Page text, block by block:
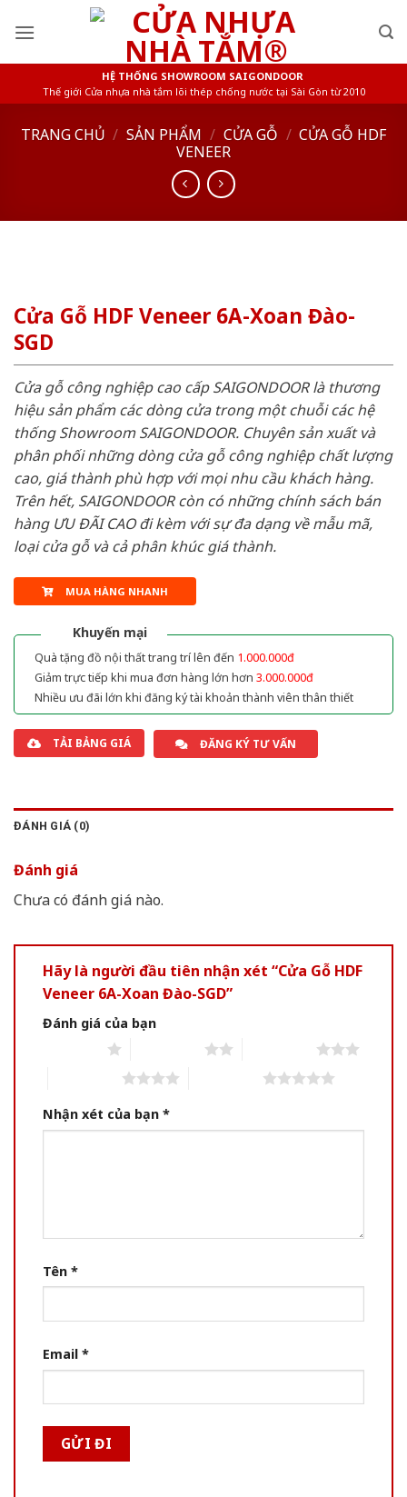
HỆ THỐNG SHOWROOM SAIGONDOOR
Thế giới Cửa nhựa nhà tắm lõi thép chống nước tại Sài Gòn từ 2010
TRANG CHỦ / SẢN PHẨM / CỬA GỖ / CỬA GỖ HDF
VENEER
Cửa Gỗ HDF Veneer 6A-Xoan Đào-
SGD
Cửa gỗ công nghiệp cao cấp SAIGONDOOR là thương
hiệu sản phẩm các dòng cửa trong một chuỗi các hệ
thống Showroom SAIGONDOOR. Chuyên sản xuất và
phân phối những dòng cửa gỗ công nghiệp chất lượng
cao, giá thành phù hợp với mọi nhu cầu khách hàng.
Trên hết, SAIGONDOOR còn có những chính sách bán
hàng ƯU ĐÃI CAO đi kèm với sự đa dạng về mẫu mã,
loại cửa gỗ và cả phân khúc giá thành.
MUA HÀNG NHANH
Khuyến mại
Quà tặng đồ nội thất trang trí lên đến 1.000.000đ
Giảm trực tiếp khi mua đơn hàng lớn hơn 3.000.000đ
Nhiều ưu đãi lớn khi đăng ký tài khoản thành viên thân thiết
TẢI BẢNG GIÁ ĐĂNG KÝ TƯ VẤN
ĐÁNH GIÁ (0)
Đánh giá
Chưa có đánh giá nào.
Hãy là người đầu tiên nhận xét “Cửa Gỗ HDF
Veneer 6A-Xoan Đào-SGD”
Đánh giá của bạn
Nhận xét của bạn *
Tên *
Email *